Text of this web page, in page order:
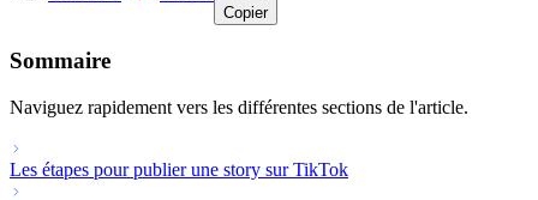
Copier
Sommaire
Naviguez rapidement vers les différentes sections de l'article.
Les étapes pour publier une story sur TikTok